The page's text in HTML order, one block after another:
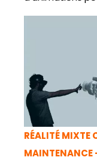
RÉALITÉ MIXTE
MAINTENANCE